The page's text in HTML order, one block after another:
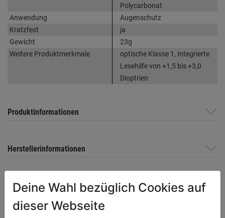
Polycarbonat
Anwendung
Augenschutz
Kratzfest
ja
Gewicht
23g
Weitere Produktmerkmale
optische Klasse 1, Integrierte
Lesehilfe von +1,5 bis +3,0
Dioptrien
Produktinformationen
Herstellerinformationen
WEITERE PRODUKTE AUS DIESER
KATEGORIE
Deine Wahl bezüglich Cookies auf
dieser Webseite